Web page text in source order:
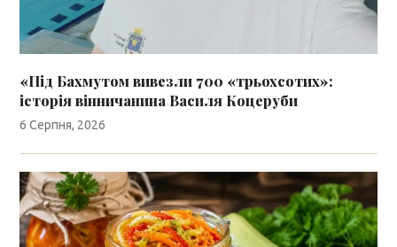
«Під Бахмутом вивезли 700 «трьохсотих»:
історія вінничанина Василя Коцеруби
6 Серпня, 2026